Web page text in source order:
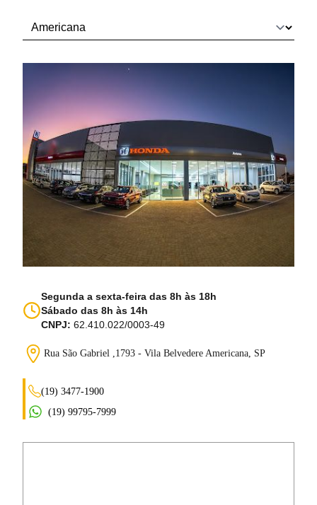
Segunda a sexta-feira das 8h às 18h
Sábado das 8h às 14h
CNPJ: 62.410.022/0003-49
Rua São Gabriel ,1793 - Vila Belvedere Americana, SP
(19) 3477-1900
(19) 99795-7999